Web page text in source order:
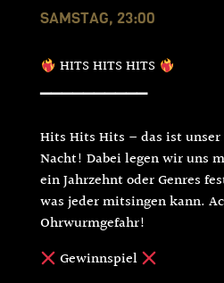
SAMSTAG, 23:00
HITS HITS HITS
▔▔▔▔▔▔▔▔▔▔
Hits Hits Hits – das ist
Nacht! Dabei legen wir uns
ein Jahrzehnt oder Genres
was jeder mitsingen kann.
Ohrwurmgefahr!
Gewinnspiel